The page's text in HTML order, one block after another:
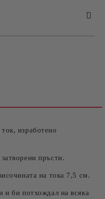
за лични данни
изработено
пръсти.
на тока 7,5 см.
и би потхождал на всяка